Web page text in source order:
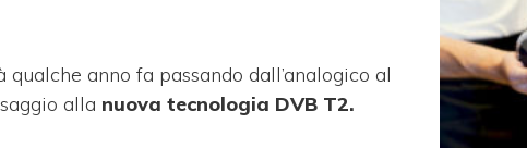
anno fa passando dall’analogico al
alla nuova tecnologia DVB T2.